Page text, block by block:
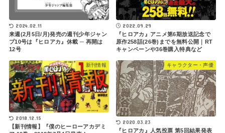
2024.02.11
来週(2月5日/月)発売の週刊少年ジャン
プ10号は『ヒロアカ』休載 ─ 再開は
12号
2022.09.29
『ヒロアカ』アニメ第6期放送記念で
原作258話(26巻)までを無料公開｜RT
キャンペーンや36巻購入特典など
新刊情報
2018.12.15
【新刊情報】『僕のヒーローアカデミ
キャラクター・声優
2020.03.23
『ヒロアカ』人気投票 第5回結果発表